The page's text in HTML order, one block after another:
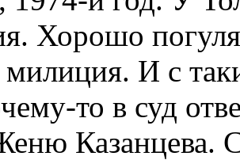
Хорошо
И с
то в суд
Казанцева.